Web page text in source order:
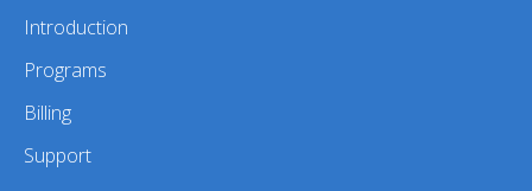
Introduction
Programs
Billing
Support